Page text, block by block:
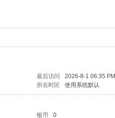
最后访问
2026-8-1 06:35 PM
所在时区 使用系统默认
银币 0